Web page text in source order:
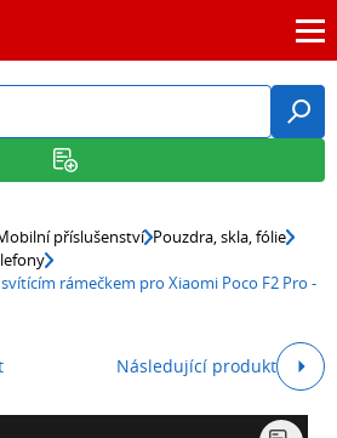
příslušenství Pouzdra, skla, fólie
rámečkem pro Xiaomi Poco F2 Pro -
Následující produkt